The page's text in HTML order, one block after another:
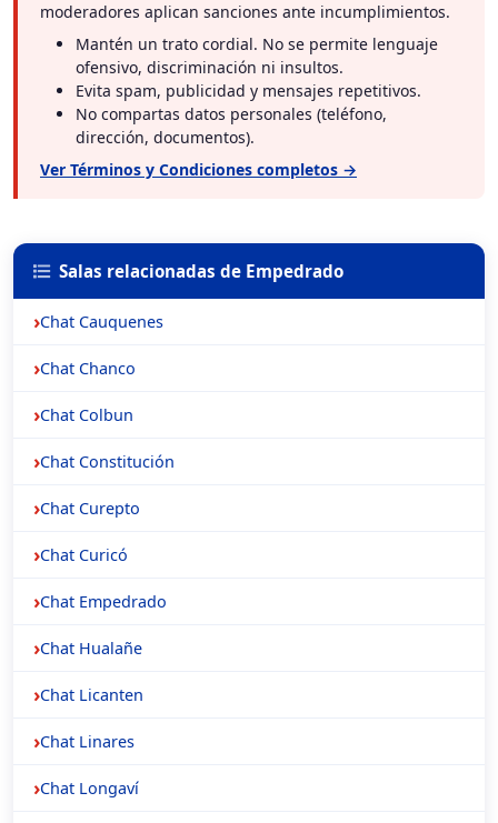
moderadores aplican sanciones ante incumplimientos.
Mantén un trato cordial. No se permite lenguaje
ofensivo, discriminación ni insultos.
Evita spam, publicidad y mensajes repetitivos.
No compartas datos personales (teléfono,
dirección, documentos).
Ver Términos y Condiciones completos →
Salas relacionadas de Empedrado
Chat Cauquenes
Chat Chanco
Chat Colbun
Chat Constitución
Chat Curepto
Chat Curicó
Chat Empedrado
Chat Hualañe
Chat Licanten
Chat Linares
Chat Longaví